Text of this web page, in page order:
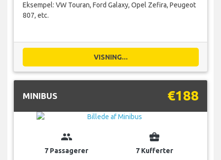
Eksempel: VW Touran, Ford Galaxy, Opel Zefira, Peugeot
807, etc.
VISNING...
MINIBUS €188
group
7 Passagerer
business_center
7 Kufferter